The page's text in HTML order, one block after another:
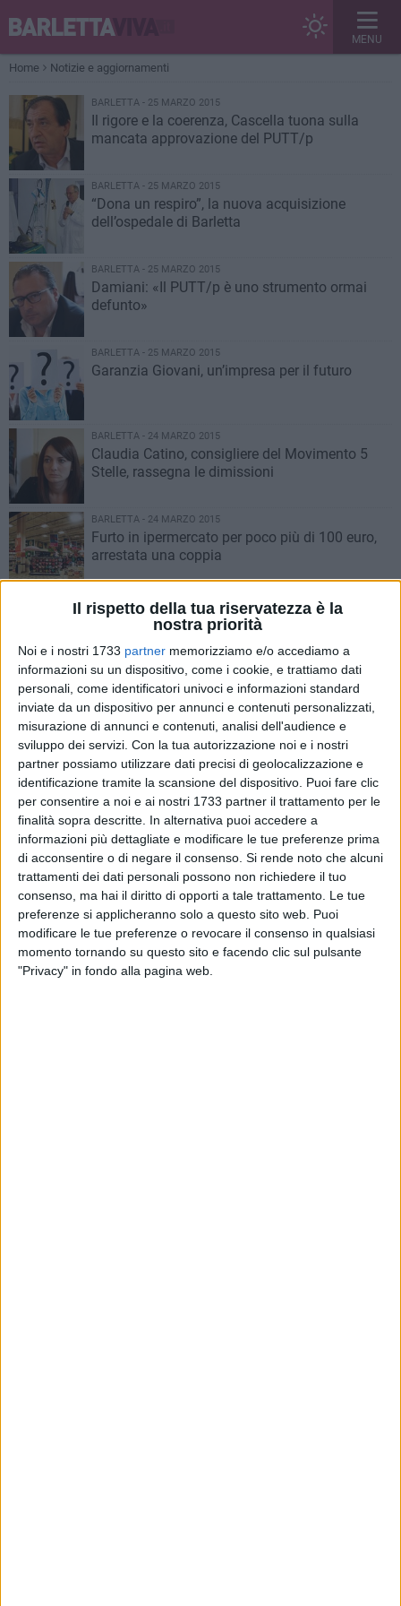
Il rispetto della tua riservatezza è la
nostra priorità
Noi e i nostri 1733 partner memorizziamo e/o accediamo a
informazioni su un dispositivo, come i cookie, e trattiamo dati
personali, come identificatori univoci e informazioni standard
inviate da un dispositivo per annunci e contenuti personalizzati,
misurazione di annunci e contenuti, analisi dell'audience e
sviluppo dei servizi. Con la tua autorizzazione noi e i nostri
partner possiamo utilizzare dati precisi di geolocalizzazione e
identificazione tramite la scansione del dispositivo. Puoi fare clic
per consentire a noi e ai nostri 1733 partner il trattamento per le
finalità sopra descritte. In alternativa puoi accedere a
informazioni più dettagliate e modificare le tue preferenze prima
di acconsentire o di negare il consenso. Si rende noto che alcuni
trattamenti dei dati personali possono non richiedere il tuo
consenso, ma hai il diritto di opporti a tale trattamento. Le tue
preferenze si applicheranno solo a questo sito web. Puoi
modificare le tue preferenze o revocare il consenso in qualsiasi
momento tornando su questo sito e facendo clic sul pulsante
"Privacy" in fondo alla pagina web.
MENU
Home Notizie e aggiornamenti
BARLETTA - 25 MARZO 2015
Il rigore e la coerenza, Cascella tuona sulla
mancata approvazione del PUTT/p
BARLETTA - 25 MARZO 2015
“Dona un respiro”, la nuova acquisizione
dell’ospedale di Barletta
BARLETTA - 25 MARZO 2015
Damiani: «Il PUTT/p è uno strumento ormai
defunto»
BARLETTA - 25 MARZO 2015
Garanzia Giovani, un’impresa per il futuro
BARLETTA - 24 MARZO 2015
Claudia Catino, consigliere del Movimento 5
Stelle, rassegna le dimissioni
BARLETTA - 24 MARZO 2015
Furto in ipermercato per poco più di 100 euro,
arrestata una coppia
BARLETTA - 24 MARZO 2015
«La sicurezza dei cittadini è una priorità»,
intervista al dirigente di Polizia Luciano Di
Prisco
BARLETTA - 24 MARZO 2015
La passione corre con lo sport, Barletta ricorda
Pietro Mennea
BARLETTA - 24 MARZO 2015
Piano Urbanistico Generale, tavolo tecnico alla
Regione Puglia
BARLETTA - 24 MARZO 2015
Attivo il Nucleo di Protezione Civile
dell’Associazione Nazionale Carabinieri
Benemerite e Volontari
BARLETTA - 23 MARZO 2015
Strage di Tunisi: la bandiera a mezz'asta di
Barletta